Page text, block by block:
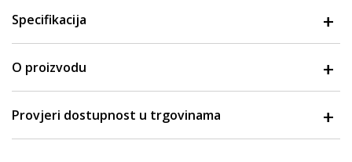
Specifikacija
O proizvodu
Provjeri dostupnost u trgovinama